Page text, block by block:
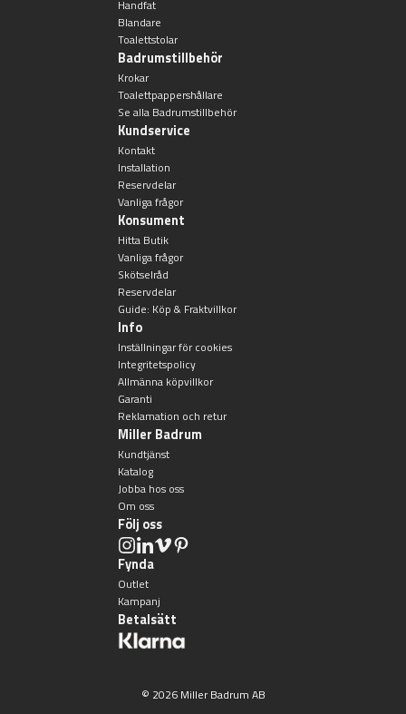
Handfat
Blandare
Toalettstolar
Badrumstillbehör
Krokar
Toalettpappershållare
Se alla Badrumstillbehör
Kundservice
Kontakt
Installation
Reservdelar
Vanliga frågor
Konsument
Hitta Butik
Vanliga frågor
Skötselråd
Reservdelar
Guide: Köp & Fraktvillkor
Info
Inställningar för cookies
Integritetspolicy
Allmänna köpvillkor
Garanti
Reklamation och retur
Miller Badrum
Kundtjänst
Katalog
Jobba hos oss
Om oss
Följ oss
Fynda
Outlet
Kampanj
Betalsätt
© 2026 Miller Badrum AB